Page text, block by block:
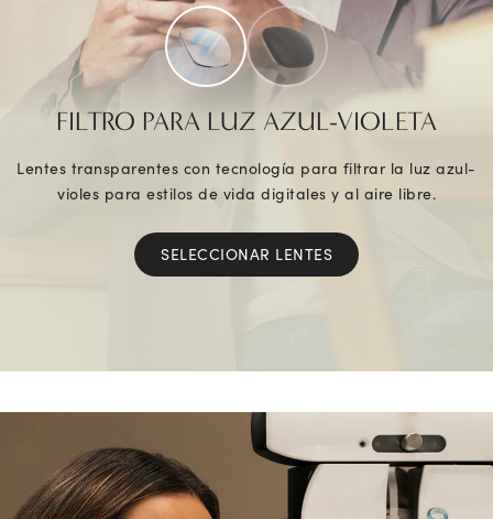
FILTRO PARA LUZ AZUL-VIOLETA
Lentes transparentes con tecnología para filtrar la luz azul-
violes para estilos de vida digitales y al aire libre.
SELECCIONAR LENTES